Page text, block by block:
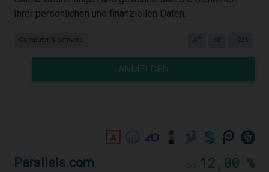
Ihrer persönlichen und finanziellen Daten.
Computer & Software AT BE +235
ANMELDEN
Parallels.com 12,00 %